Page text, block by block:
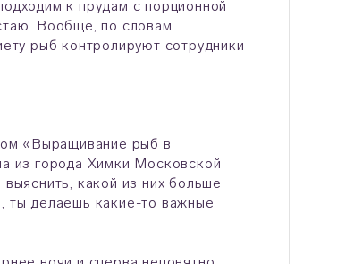
к прудам с порционной
Вообще, по словам
рыб контролируют сотрудники
«Выращивание рыб в
из города Химки Московской
какой из них больше
ты делаешь какие-то важные